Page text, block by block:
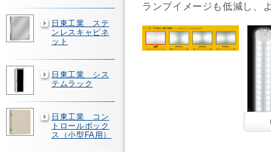
日東工業 ステ
ンレスキャビネ
ット
日東工業 シス
テムラック
日東工業 コン
トロールボック
ス（小型FA用）
ランプイメージも低減し、